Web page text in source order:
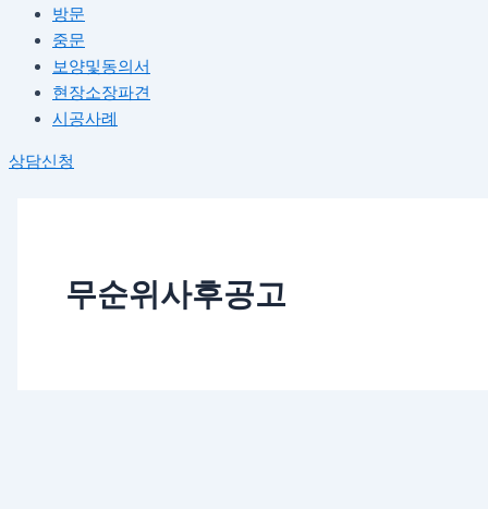
방문
중문
보양및동의서
현장소장파견
시공사례
상담신청
무순위사후공고